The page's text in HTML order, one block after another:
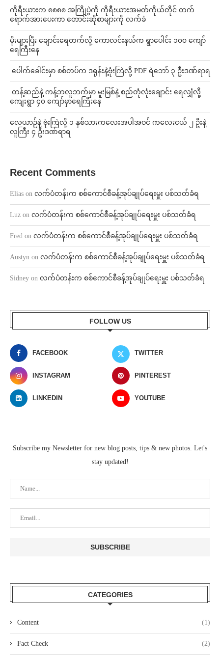
ကိုရီးယားက ၈၈၈၈ အကြိုပွဲကို ကိုရီးယားအမတ်ကိုယ်တိုင် တက်
ရောက်အားပေးကာ တောင်းဆိုစာများကို လက်ခံ
⁨မိုးများပြီး ချောင်းရေတက်လို့ ကောလင်းနယ်က ရွာပေါင်း ၁၀၀ ကျော်
ရေကြီးနေ
⁩ ⁨ပေါက်ခေါင်းမှာ စစ်တပ်က ဒရုန်းနဲ့ဗုံးကြဲလို့ PDF ရဲဘော် ၃ ဦးဒဏ်ရာရ
⁩ ⁨တန့်ဆည်နဲ့ ကန့်ဘလူဘက်မှာ မူးမြစ်နဲ့ စည်တုံလုံးချောင်း ရေလျှံလို့
ကျေးရွာ ၄၀ ကျော်မှာရေကြီးနေ
⁨လေယာဉ်နဲ့ ဗုံးကြဲလို့ ၁ နှစ်သားကလေးအပါအဝင် ကလေးငယ် ၂ ဦးနဲ့
လူကြီး ၄ ဦးဒဏ်ရာရ
Recent Comments
Elias on လက်ပံတန်းက စစ်ကောင်စီခန့်အုပ်ချုပ်ရေးမှူး ပစ်သတ်ခံရ
Luz on လက်ပံတန်းက စစ်ကောင်စီခန့်အုပ်ချုပ်ရေးမှူး ပစ်သတ်ခံရ
Fred on လက်ပံတန်းက စစ်ကောင်စီခန့်အုပ်ချုပ်ရေးမှူး ပစ်သတ်ခံရ
Austyn on လက်ပံတန်းက စစ်ကောင်စီခန့်အုပ်ချုပ်ရေးမှူး ပစ်သတ်ခံရ
Sidney on လက်ပံတန်းက စစ်ကောင်စီခန့်အုပ်ချုပ်ရေးမှူး ပစ်သတ်ခံရ
FOLLOW US
FACEBOOK TWITTER
INSTAGRAM PINTEREST
LINKEDIN YOUTUBE
Subscribe my Newsletter for new blog posts, tips & new photos. Let's
stay updated!
CATEGORIES
Content (1)
Fact Check (2)